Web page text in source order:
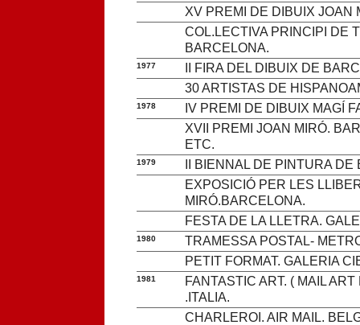
XV PREMI DE DIBUIX JOAN
COL.LECTIVA PRINCIPI DE
BARCELONA.
1977
II FIRA DEL DIBUIX DE
30 ARTISTAS DE
1978
IV PREMI DE DIBUIX MAGÍ
XVII PREMI JOAN MIRÓ.
ETC.
1979
II BIENNAL DE PINTURA
EXPOSICIÓ PER LES
MIRÓ.BARCELONA.
FESTA DE LA LLETRA.
1980
TRAMESSA POSTAL-
PETIT FORMAT. GALERIA
1981
FANTASTIC ART. ( MAIL
.ITALIA.
CHARLEROI. AIR MAIL.